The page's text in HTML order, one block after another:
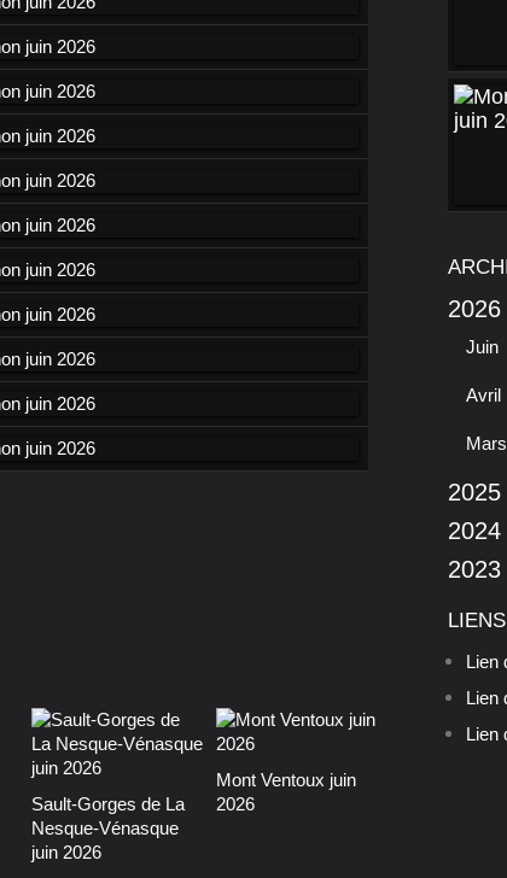
Sault-Gorges de La
Nesque-Vénasque
juin 2026
Mont Ventoux juin
2026
2026
Juin
Avril
Mars
2025
2024
2023
LIENS
Lien
Lien
Lien